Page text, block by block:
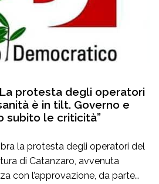
protesta degli operatori
è in tilt. Governo e
subito le criticità”
la protesta degli operatori del
di Catanzaro, avvenuta
con l’approvazione, da parte